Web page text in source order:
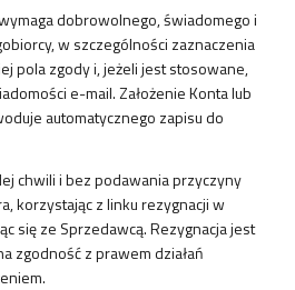
dobrowolnego, świadomego i
w szczególności zaznaczenia
pola zgody i, jeżeli jest stosowane,
e-mail. Założenie Konta lub
automatycznego zapisu do
chwili i bez podawania przyczyny
korzystając z linku rezygnacji w
się ze Sprzedawcą. Rezygnacja jest
zgodność z prawem działań